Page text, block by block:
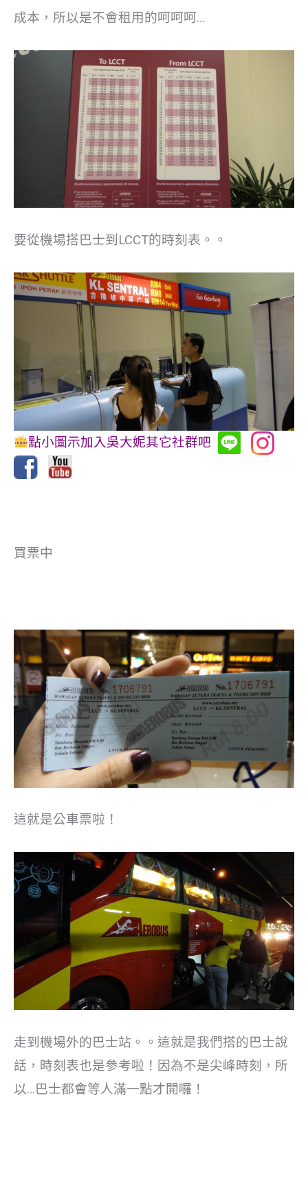
成本，所以是不會租用的呵呵呵…
要從機場搭巴士到LCCT的時刻表。。
點小圖示加入吳大妮其它社群吧
買票中
這就是公車票啦！
走到機場外的巴士站。。這就是我們搭的巴士說
話，時刻表也是參考啦！因為不是尖峰時刻，所
以…巴士都會等人滿一點才開囉！